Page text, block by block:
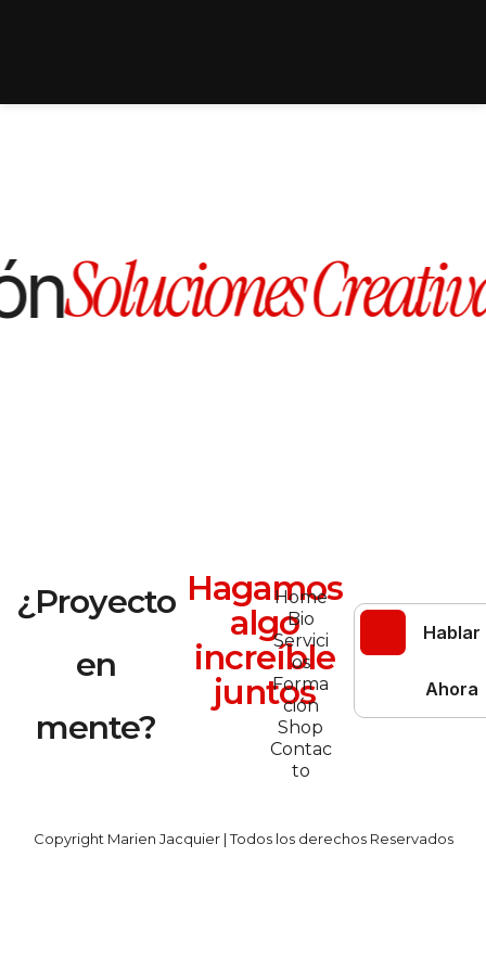
Soluciones
¿Proyecto
en
mente?
Hagamos
algo
increíble
juntos
Home
Bio
Servici
os
Forma
ción
Shop
Contac
to
Hablar
Ahora
Copyright Marien Jacquier | Todos los derechos Reservados